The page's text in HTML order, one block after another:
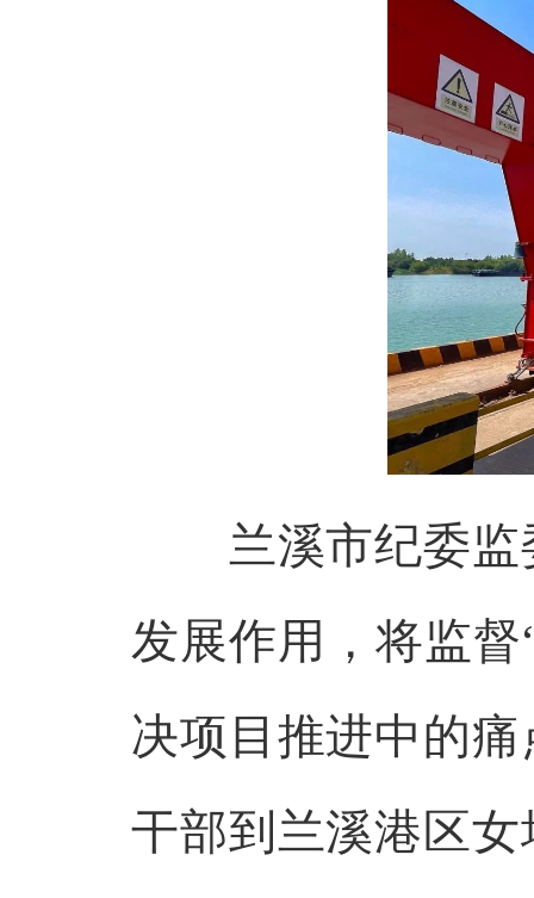
兰溪市纪委监
发展作用，将监
决项目推进中的
干部到兰溪港区